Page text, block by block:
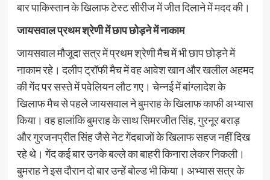
बार पाकिस्तान के खिलाफ टेस्ट सीरीज में जीत दिलाने में मदद की।
जायसवाल प्रथम श्रेणी में छाप छोड़ने में नाकाम
जायसवाल मौजूदा सत्र में प्रथम श्रेणी मैच में भी छाप छोड़ने में
नाकाम रहे। दलीप ट्रॉफी मैच में वह आवेश खान और खलील अहमद
की गेंद पर सस्ते में पवेलियन लौट गए। चेन्नई में बांग्लादेश के
खिलाफ मैच से पहले जायसवाल ने बुमराह के खिलाफ काफी अभ्यास
किया। वह हालांकि बुमराह के साथ सिमरजीत सिंह, गुरनूर बराड़
और गुरजनप्रीत सिंह जैसे नेट गेंदबाजों के खिलाफ सहज नहीं दिख
रहे थे। गेंद कई बार उनके बल्ले का बाहरी किनारा लेकर निकली।
बुमराह ने इस दौरान दो बार उन्हें बोल्ड भी किया। अभ्यास सत्र के